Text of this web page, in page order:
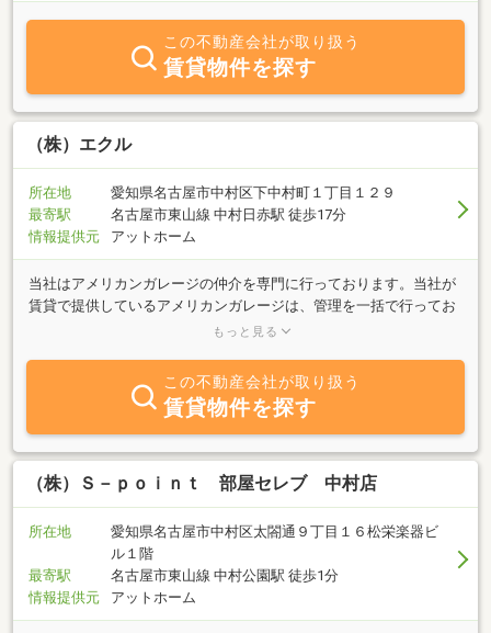
この不動産会社が取り扱う
賃貸物件を探す
（株）エクル
所在地
愛知県名古屋市中村区下中村町１丁目１２９
最寄駅
名古屋市東山線 中村日赤駅 徒歩17分
情報提供元
アットホーム
当社はアメリカンガレージの仲介を専門に行っております。当社が
賃貸で提供しているアメリカンガレージは、管理を一括で行ってお
りますので、万が一のトラブルが発生した際も迅速に対応させてい
ージを活用した収益化のご提案やアドバイスもさせていただきま
す。趣味を楽しむためのスペースや、大切なお車を保管するおしゃ
れなガレージをご希望の方も、ぜひお気軽にご相談ください。詳し
い内装や仕様については、ホームページにて動画でご案内しており
ますので、ぜひご覧ください。
もっと見る
この不動産会社が取り扱う
賃貸物件を探す
（株）Ｓ－ｐｏｉｎｔ 部屋セレブ 中村店
所在地
愛知県名古屋市中村区太閤通９丁目１６松栄楽器ビ
ル１階
最寄駅
名古屋市東山線 中村公園駅 徒歩1分
情報提供元
アットホーム